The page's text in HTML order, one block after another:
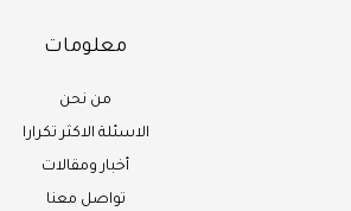
معلومات
من نحن
الاسئلة الاكثر تكرارا
أخبار ومقالات
تواصل معنا